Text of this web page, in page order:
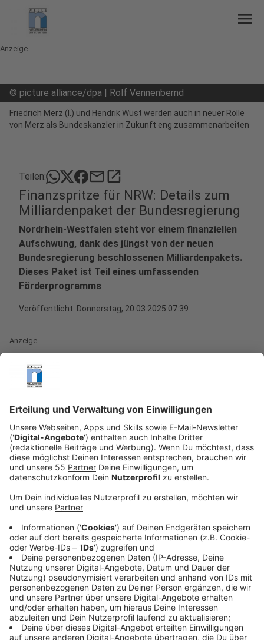
menu
Anzeige
© picture alliance/dpa | Rolf Vennenbernd
Friedrich Merz (l.) und Hendrik Wüst werden auch in neuer Rolle
von Merz als Bundeskanzler in Zukunft eng zusammenarbeiten
Teilen: mailopen_in_new
Finanzspritze für NRW: Details zum
Milliardenpaket der Bundesregierung
Nordrhein-Westfalen steht vor einem finanziellen
Aufschwung, dank des jüngst von der neuen
Bundesregierung beschlossenen Milliardenpakets.
Dieses Paket ist Teil eines umfassenden
Förderprogramms
Veröffentlicht: Donnerstag, 20.03.2025 07:39
Anzeige
Das XXL-Schuldenpaket, wie es manche nennen, und
ist Teil eines umfassenden Förderprogramms, das
darauf abzielt, die wirtschaftliche Erholung und
nachhaltige Entwicklung in den Bundesländern
voranzutreiben. Nordrhein-Westfalen, als eines der
bevölkerungsreichsten und wirtschaftlich
bedeutenden Bundesländer, profitiert erheblich von
dieser Zuwendung.
Schuldenpaket: Wie viel Geld erhält NRW?
Anzeige
Die Summe, die NRW aus demneuen Bundeshaushalt
erhält, beläuft sich auf mehrere Milliarden Euro. Diese